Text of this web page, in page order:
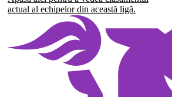
actual al echipelor din această ligă.